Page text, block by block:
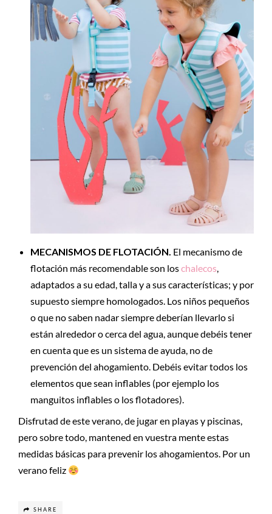
MECANISMOS DE FLOTACIÓN. El mecanismo de
flotación más recomendable son loschalecos,
adaptados a su edad, talla y a sus características; y por
supuesto siempre homologados. Los niños pequeños
o que no saben nadar siempre deberían llevarlo si
están alrededor o cerca del agua, aunque debéis tener
en cuenta que es un sistema de ayuda, no de
prevención del ahogamiento. Debéis evitar todos los
elementos que sean inflables (por ejemplo los
manguitos inflables o los flotadores).
Disfrutad de este verano, de jugar en playas y piscinas,
pero sobre todo, mantened en vuestra mente estas
medidas básicas para prevenir los ahogamientos. Por un
verano feliz
SHARE